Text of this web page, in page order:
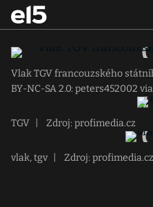
Vlak TGV francouzského
BY-NC-SA 2.0: peters452002
TGV Zdroj: profimedia.cz
vlak, tgv Zdroj: profimedia.cz